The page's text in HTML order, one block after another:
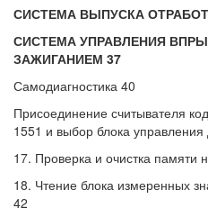
СИСТЕМА ВЫПУСКА
СИСТЕМА УПРАВЛЕНИЯ
ЗАЖИГАНИЕМ 37
Самодиагностика 40
Присоединение считывателя
1551 и выбор блока управления
17. Проверка и очистка памяти
18. Чтение блока измеренных
42